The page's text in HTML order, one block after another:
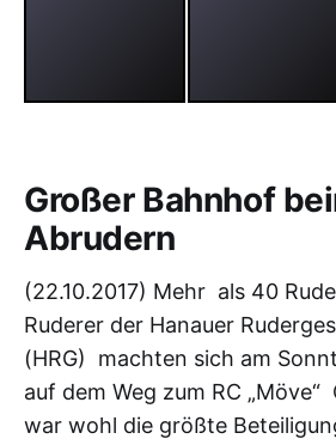
Großer Bahnhof
Abrudern
(22.10.2017) Mehr als 40
Ruderer der Hanauer
(HRG) machten sich am
auf dem Weg zum RC „Möve“
war wohl die größte